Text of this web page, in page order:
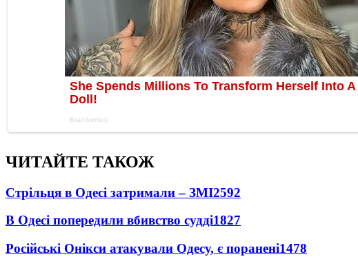
ЧИТАЙТЕ ТАКОЖ
Стрільця в Одесі затримали – ЗМІ2592
В Одесі попередили вбивство судді1827
Російські Онікси атакували Одесу, є поранені1478